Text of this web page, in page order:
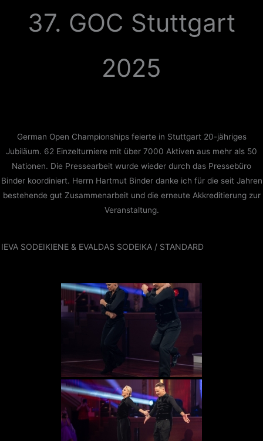
37. GOC Stuttgart
2025
German Open Championships feierte in Stuttgart 20-jähriges
Jubiläum. 62 Einzelturniere mit über 7000 Aktiven aus mehr als 50
Nationen. Die Pressearbeit wurde wieder durch das Pressebüro
Binder koordiniert. Herrn Hartmut Binder danke ich für die seit Jahren
bestehende gut Zusammenarbeit und die erneute Akkreditierung zur
Veranstaltung.
IEVA SODEIKIENE & EVALDAS SODEIKA / STANDARD